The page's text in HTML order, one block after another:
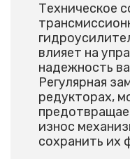
Техническое
влияет на
надежность
Регулярная
редукторах,
износ
сохранить их